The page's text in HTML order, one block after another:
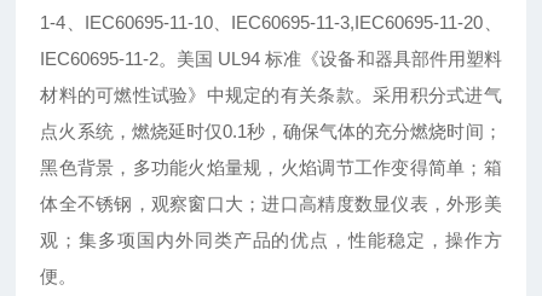
1-4、IEC60695-11-10、IEC60695-11-3,IEC60695-11-20、
IEC60695-11-2。美国 UL94 标准《设备和器具部件用塑料
材料的可燃性试验》中规定的有关条款。采用积分式进气
点火系统，燃烧延时仅0.1秒，确保气体的充分燃烧时间；
黑色背景，多功能火焰量规，火焰调节工作变得简单；箱
体全不锈钢，观察窗口大；进口高精度数显仪表，外形美
观；集多项国内外同类产品的优点，性能稳定，操作方
便。